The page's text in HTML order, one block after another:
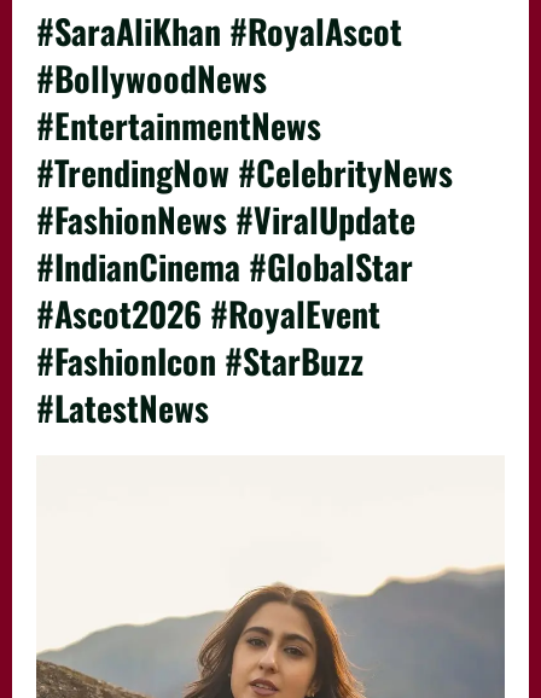
#SaraAliKhan #RoyalAscot
#BollywoodNews
#EntertainmentNews
#TrendingNow #CelebrityNews
#FashionNews #ViralUpdate
#IndianCinema #GlobalStar
#Ascot2026 #RoyalEvent
#FashionIcon #StarBuzz
#LatestNews